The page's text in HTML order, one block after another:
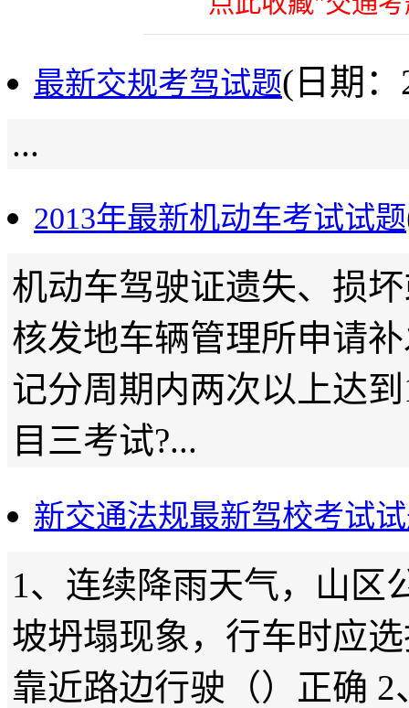
最新交规考驾试题(日期：
...
2013年最新机动车考试试题
机动车驾驶证遗失、损
核发地车辆管理所申请
记分周期内两次以上达
目三考试?...
新交通法规最新驾校考试
1、连续降雨天气，山区
坡坍塌现象，行车时应
靠近路边行驶（）正确